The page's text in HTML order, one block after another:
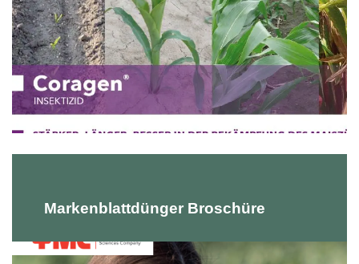
Markenblattdünger Broschüre